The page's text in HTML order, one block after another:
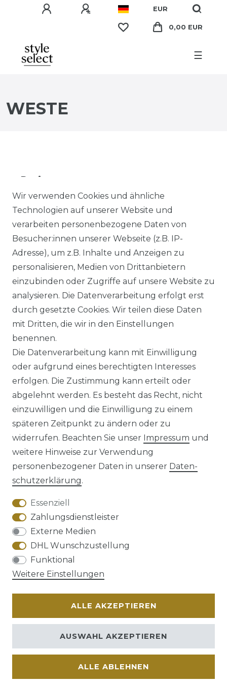
EUR
0,00 EUR
☰
WESTE
Preis
EUR EUR
FILTER
Impressum Daten­schutz­erklärung
AGB Barrierefreiheitserklärung
Widerrufs­recht
© Copyright 2026 | Alle Rechte vorbehalten.
Wir verwenden Cookies und ähnliche
Technologien auf unserer Website und
verarbeiten personenbezogene Daten von
Besucher:innen unserer Webseite (z.B. IP-
Adresse), um z.B. Inhalte und Anzeigen zu
personalisieren, Medien von Drittanbietern
einzubinden oder Zugriffe auf unsere Website zu
analysieren. Die Datenverarbeitung erfolgt erst
durch gesetzte Cookies. Wir teilen diese Daten
mit Dritten, die wir in den Einstellungen
benennen.
Die Datenverarbeitung kann mit Einwilligung
oder aufgrund eines berechtigten Interesses
erfolgen. Die Zustimmung kann erteilt oder
abgelehnt werden. Es besteht das Recht, nicht
einzuwilligen und die Einwilligung zu einem
späteren Zeitpunkt zu ändern oder zu
widerrufen. Beachten Sie unser Impressum und
weitere Hinweise zur Verwendung
personenbezogener Daten in unserer Daten­
schutz­erklärung.
Essenziell
Zahlungsdienstleister
Externe Medien
DHL Wunschzustellung
Funktional
Weitere Einstellungen
ALLE AKZEPTIEREN
ALLE ABLEHNEN
AUSWAHL AKZEPTIEREN